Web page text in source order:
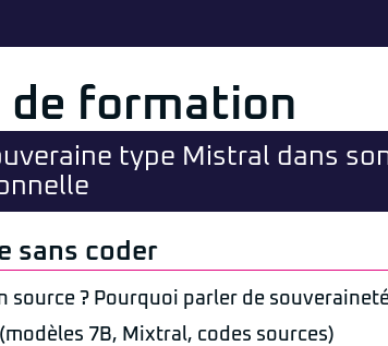
de formation
type Mistral dans
sans coder
source ? Pourquoi parler de
7B, Mixtral, codes sources)